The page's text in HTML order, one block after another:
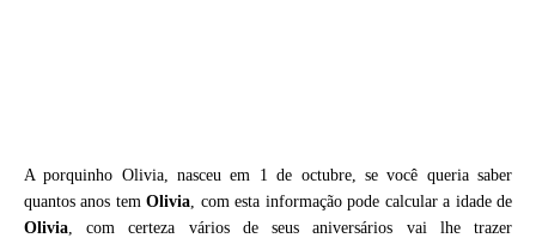
A porquinho Olivia, nasceu em 1 de octubre, se você queria saber
quantos anos temOlivia, com esta informação pode calcular a idade de
Olivia, com certeza vários de seus aniversários vai lhe trazer